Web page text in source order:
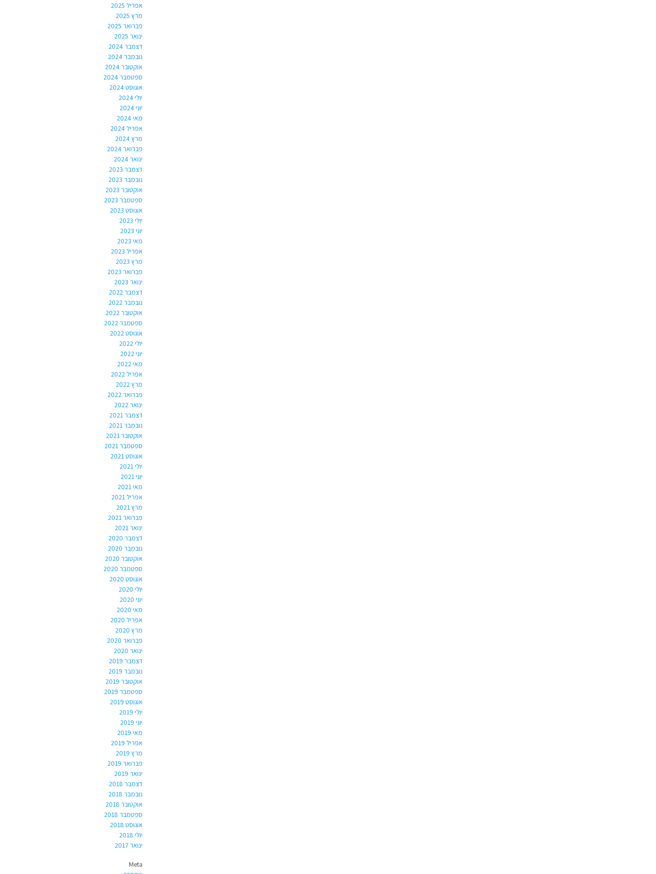
אפריל 2025
מרץ 2025
פברואר 2025
ינואר 2025
דצמבר 2024
נובמבר 2024
אוקטובר 2024
ספטמבר 2024
אוגוסט 2024
יולי 2024
יוני 2024
מאי 2024
אפריל 2024
מרץ 2024
פברואר 2024
ינואר 2024
דצמבר 2023
נובמבר 2023
אוקטובר 2023
ספטמבר 2023
אוגוסט 2023
יולי 2023
יוני 2023
מאי 2023
אפריל 2023
מרץ 2023
פברואר 2023
ינואר 2023
דצמבר 2022
נובמבר 2022
אוקטובר 2022
ספטמבר 2022
אוגוסט 2022
יולי 2022
יוני 2022
מאי 2022
אפריל 2022
מרץ 2022
פברואר 2022
ינואר 2022
דצמבר 2021
נובמבר 2021
אוקטובר 2021
ספטמבר 2021
אוגוסט 2021
יולי 2021
יוני 2021
מאי 2021
אפריל 2021
מרץ 2021
פברואר 2021
ינואר 2021
דצמבר 2020
נובמבר 2020
אוקטובר 2020
ספטמבר 2020
אוגוסט 2020
יולי 2020
יוני 2020
מאי 2020
אפריל 2020
מרץ 2020
פברואר 2020
ינואר 2020
דצמבר 2019
נובמבר 2019
אוקטובר 2019
ספטמבר 2019
אוגוסט 2019
יולי 2019
יוני 2019
מאי 2019
אפריל 2019
מרץ 2019
פברואר 2019
ינואר 2019
דצמבר 2018
נובמבר 2018
אוקטובר 2018
ספטמבר 2018
אוגוסט 2018
יולי 2018
ינואר 2017
Meta